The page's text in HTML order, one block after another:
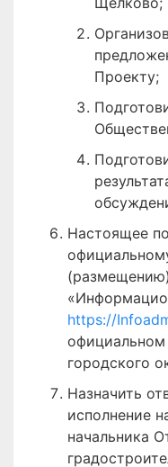
Проекту;
Настоящее
https://
городского
Назначить
исполнение
начальника